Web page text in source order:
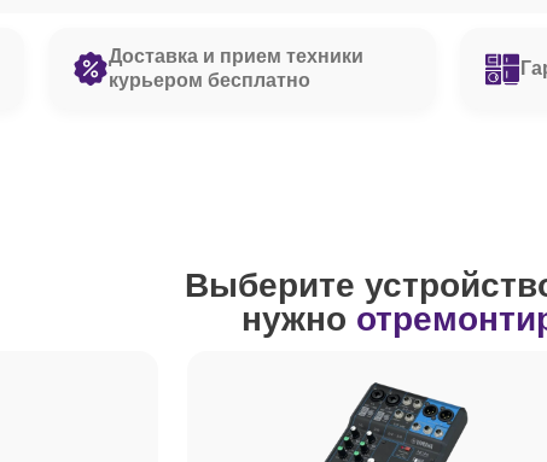
Доставка и прием техники
курьером бесплатно
Выберите
нужно